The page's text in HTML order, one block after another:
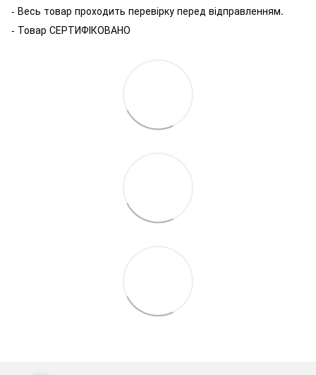
- Весь товар проходить перевірку перед відправленням.
- Товар СЕРТИФІКОВАНО